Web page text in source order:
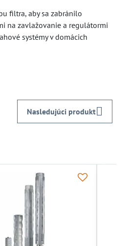
filtra, aby sa zabránilo
na zavlažovanie a regulátormi
systémy v domácich
Nasledujúci produkt